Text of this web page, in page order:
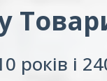
років і